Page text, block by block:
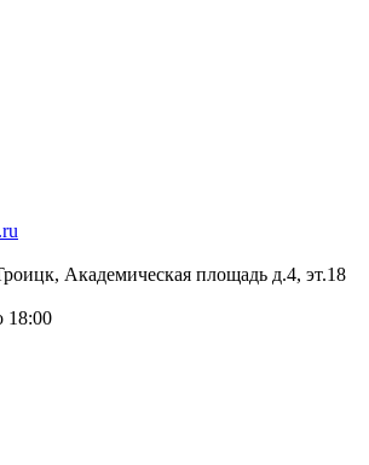
Академическая площадь д.4, эт.18
18:00